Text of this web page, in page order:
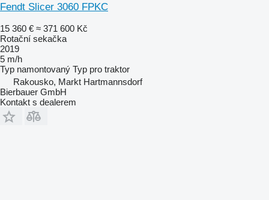
Fendt Slicer 3060 FPKC
15 360 € ≈ 371 600 Kč
Rotační sekačka
2019
5 m/h
Typ namontovaný Typ pro traktor
Rakousko, Markt Hartmannsdorf
Bierbauer GmbH
Kontakt s dealerem